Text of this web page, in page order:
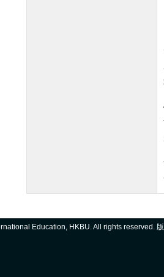
Education, HKBU. All rights reserved.